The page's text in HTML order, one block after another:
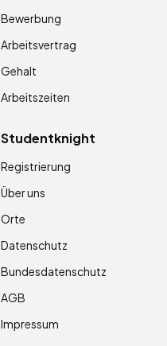
Bewerbung
Arbeitsvertrag
Gehalt
Arbeitszeiten
Studentknight
Registrierung
Über uns
Orte
Datenschutz
Bundesdatenschutz
AGB
Impressum